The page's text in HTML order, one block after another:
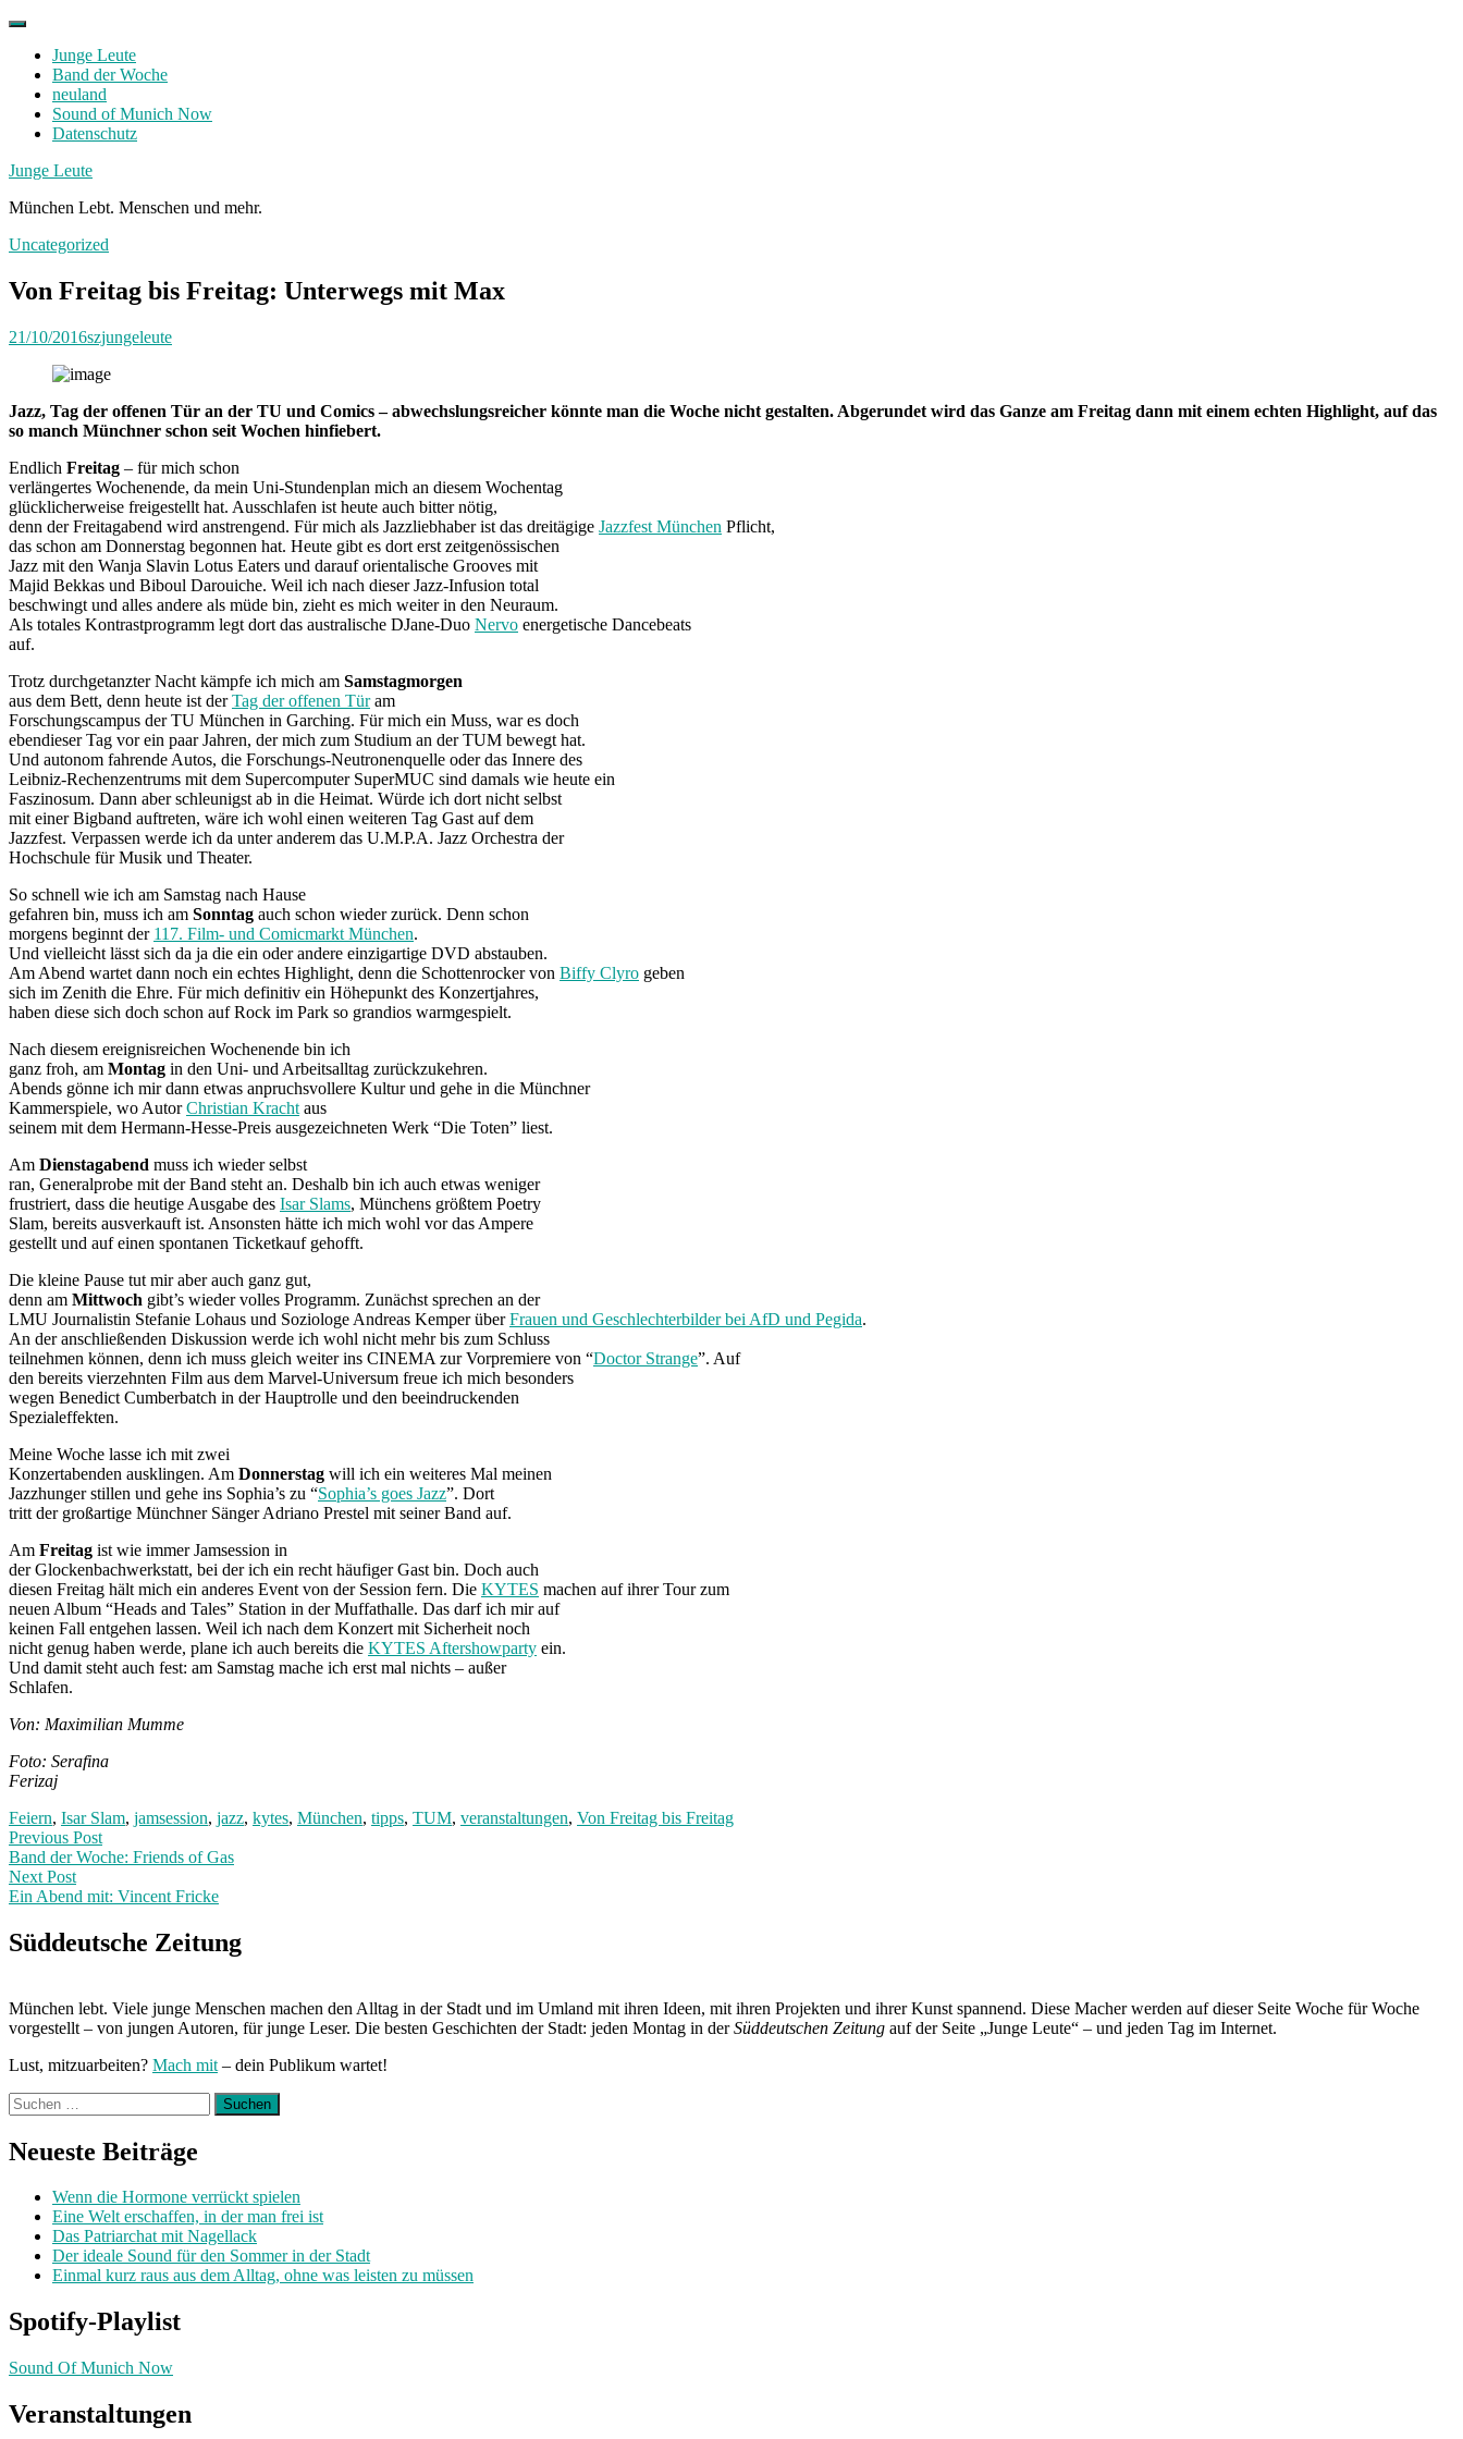
Skip
contentJunge Leute
Band der Woche
neuland
Sound of Munich Now
Datenschutz
Facebook
Twitter
Instagram
Junge Leute
München Lebt. Menschen und mehr.
Uncategorized
Von Freitag bis Freitag: Unterwegs mit Max
21/10/2016szjungeleute
Jazz, Tag der offenen Tür an der TU und Comics – abwechslungsreicher könnte man die Woche nicht gestalten. Abgerundet wird das Ganze am Freitag dann mit einem echten Highlight, auf das
so manch Münchner schon seit Wochen hinfiebert.
Endlich Freitag – für mich schon
verlängertes Wochenende, da mein Uni-Stundenplan mich an diesem Wochentag
glücklicherweise freigestellt hat. Ausschlafen ist heute auch bitter nötig,
denn der Freitagabend wird anstrengend. Für mich als Jazzliebhaber ist das dreitägige Jazzfest München Pflicht,
das schon am Donnerstag begonnen hat. Heute gibt es dort erst zeitgenössischen
Jazz mit den Wanja Slavin Lotus Eaters und darauf orientalische Grooves mit
Majid Bekkas und Biboul Darouiche. Weil ich nach dieser Jazz-Infusion total
beschwingt und alles andere als müde bin, zieht es mich weiter in den Neuraum.
Als totales Kontrastprogramm legt dort das australische DJane-Duo Nervo energetische Dancebeats
auf.
Trotz durchgetanzter Nacht kämpfe ich mich am Samstagmorgen
aus dem Bett, denn heute ist derTag der offenen Türam
Forschungscampus der TU München in Garching. Für mich ein Muss, war es doch
ebendieser Tag vor ein paar Jahren, der mich zum Studium an der TUM bewegt hat.
Und autonom fahrende Autos, die Forschungs-Neutronenquelle oder das Innere des
Leibniz-Rechenzentrums mit dem Supercomputer SuperMUC sind damals wie heute ein
Faszinosum. Dann aber schleunigst ab in die Heimat. Würde ich dort nicht selbst
mit einer Bigband auftreten, wäre ich wohl einen weiteren Tag Gast auf dem
Jazzfest. Verpassen werde ich da unter anderem das U.M.P.A. Jazz Orchestra der
Hochschule für Musik und Theater.
So schnell wie ich am Samstag nach Hause
gefahren bin, muss ich am Sonntag auch schon wieder zurück. Denn schon
morgens beginnt der 117. Film- und Comicmarkt München.
Und vielleicht lässt sich da ja die ein oder andere einzigartige DVD abstauben.
Am Abend wartet dann noch ein echtes Highlight, denn die Schottenrocker von Biffy Clyro geben
sich im Zenith die Ehre. Für mich definitiv ein Höhepunkt des Konzertjahres,
haben diese sich doch schon auf Rock im Park so grandios warmgespielt.
Nach diesem ereignisreichen Wochenende bin ich
ganz froh, am Montag in den Uni- und Arbeitsalltag zurückzukehren.
Abends gönne ich mir dann etwas anpruchsvollere Kultur und gehe in die Münchner
Kammerspiele, wo AutorChristian Kracht aus
seinem mit dem Hermann-Hesse-Preis ausgezeichneten Werk “Die Toten” liest.
Am Dienstagabend muss ich wieder selbst
ran, Generalprobe mit der Band steht an. Deshalb bin ich auch etwas weniger
frustriert, dass die heutige Ausgabe des Isar Slams, Münchens größtem Poetry
Slam, bereits ausverkauft ist. Ansonsten hätte ich mich wohl vor das Ampere
gestellt und auf einen spontanen Ticketkauf gehofft.
Die kleine Pause tut mir aber auch ganz gut,
denn am Mittwoch gibt’s wieder volles Programm. Zunächst sprechen an der
LMU Journalistin Stefanie Lohaus und Soziologe Andreas Kemper überFrauen und Geschlechterbilder bei AfD und Pegida.
An der anschließenden Diskussion werde ich wohl nicht mehr bis zum Schluss
teilnehmen können, denn ich muss gleich weiter ins CINEMA zur Vorpremiere von “Doctor Strange”. Auf
den bereits vierzehnten Film aus dem Marvel-Universum freue ich mich besonders
wegen Benedict Cumberbatch in der Hauptrolle und den beeindruckenden
Spezialeffekten.
Meine Woche lasse ich mit zwei
Konzertabenden ausklingen. Am Donnerstag will ich ein weiteres Mal meinen
Jazzhunger stillen und gehe ins Sophia’s zu “Sophia’s goes Jazz”. Dort
tritt der großartige Münchner Sänger Adriano Prestel mit seiner Band auf.
Am Freitag ist wie immer Jamsession in
der Glockenbachwerkstatt, bei der ich ein recht häufiger Gast bin. Doch auch
diesen Freitag hält mich ein anderes Event von der Session fern. Die KYTES machen auf ihrer Tour zum
neuen Album “Heads and Tales” Station in der Muffathalle. Das darf ich mir auf
keinen Fall entgehen lassen. Weil ich nach dem Konzert mit Sicherheit noch
nicht genug haben werde, plane ich auch bereits die KYTES Aftershowparty ein.
Und damit steht auch fest: am Samstag mache ich erst mal nichts – außer
Schlafen.
Von: Maximilian Mumme
Foto: Serafina
Ferizaj
Feiern, Isar Slam, jamsession, jazz, kytes, München, tipps, TUM, veranstaltungen, Von Freitag bis Freitag
Post
navigation
Previous PostPrevious
post:
Band der Woche: Friends of Gas
Next Post
Ein Abend mit: Vincent Fricke
Post:
Süddeutsche Zeitung
München lebt. Viele junge Menschen machen den Alltag in der Stadt und im Umland mit ihren Ideen, mit ihren Projekten und ihrer Kunst spannend. Diese Macher werden auf dieser Seite Woche für Woche
vorgestellt – von jungen Autoren, für junge Leser. Die besten Geschichten der Stadt: jeden Montag in derSüddeutschen Zeitung auf der Seite „Junge Leute“ – und jeden Tag im Internet.
Lust, mitzuarbeiten? Mach mit – dein Publikum wartet!
Suchen
nach:
Neueste Beiträge
Wenn die Hormone verrückt spielen
Eine Welt erschaffen, in der man frei ist
Das Patriarchat mit Nagellack
Der ideale Sound für den Sommer in der Stadt
Einmal kurz raus aus dem Alltag, ohne was leisten zu müssen
Spotify-Playlist
Sound Of Munich Now
Veranstaltungen